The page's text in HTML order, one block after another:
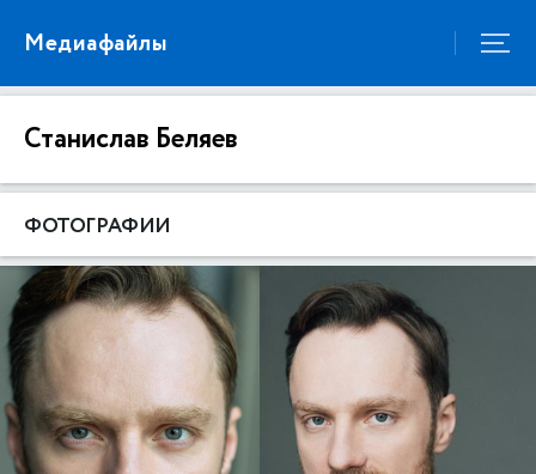
Медиафайлы
Станислав Беляев
ФОТОГРАФИИ